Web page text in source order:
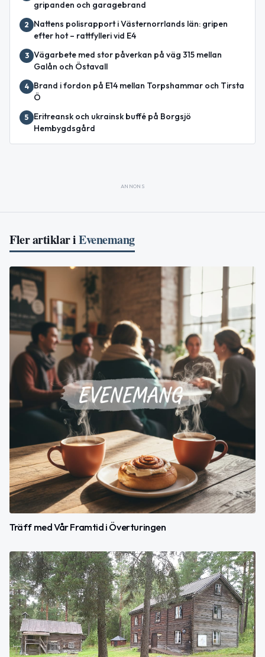
gripanden och garagebrand
2
Nattens polisrapport i Västernorrlands län: gripen
efter hot – rattfylleri vid E4
3 Vägarbete med stor påverkan på väg 315 mellan
Galån och Östavall
4
Brand i fordon på E14 mellan Torpshammar och Tirsta
Ö
5
Eritreansk och ukrainsk buffé på Borgsjö
Hembygdsgård
ANNONS
Fler artiklar iEvenemang
Träff med Vår Framtid i Överturingen